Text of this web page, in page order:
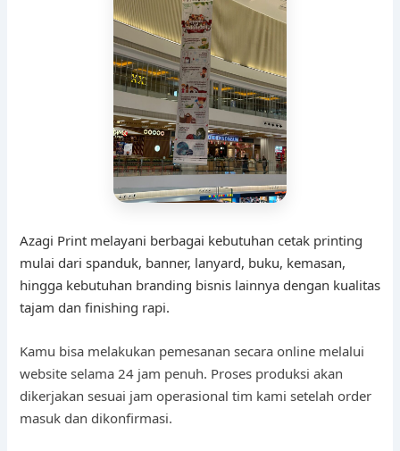
Azagi Print melayani berbagai kebutuhan cetak printing
mulai dari spanduk, banner, lanyard, buku, kemasan,
hingga kebutuhan branding bisnis lainnya dengan kualitas
tajam dan finishing rapi.
Kamu bisa melakukan pemesanan secara online melalui
website selama 24 jam penuh. Proses produksi akan
dikerjakan sesuai jam operasional tim kami setelah order
masuk dan dikonfirmasi.